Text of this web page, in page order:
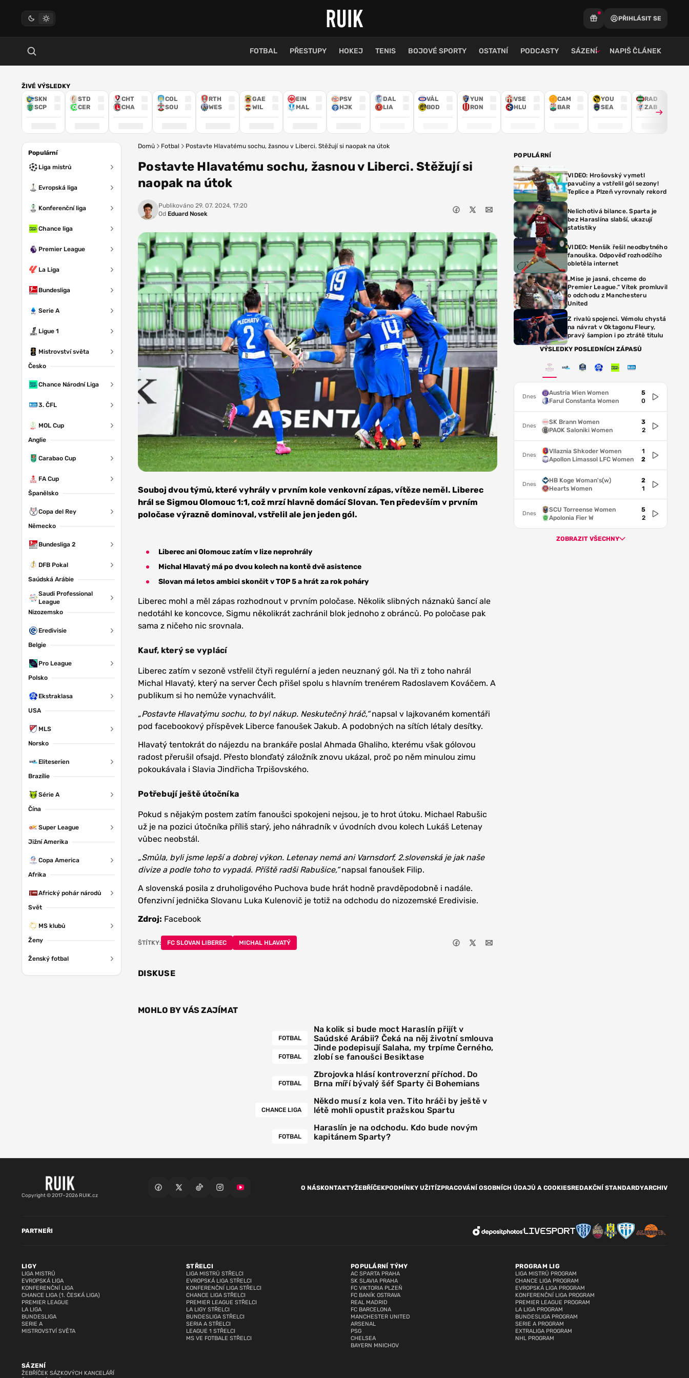
PŘIHLÁSIT SE
FOTBAL PŘESTUPY HOKEJ TENIS BOJOVÉ SPORTY OSTATNÍ PODCASTY SÁZENÍ NAPIŠ ČLÁNEK
ŽIVÉ VÝSLEDKY
SKN
SCP
STD
CER
CHT
CHA
COL
SOU
RTH
WES
GAE
WIL
EIN
MAL
PSV
HJK
DAL
LIA
VÅL
BOD
YUN
RON
VSE
HLU
CAM
BAR
YOU
SEA
RAD
ZAB
Populární
Liga mistrů
Evropská liga
Konferenční liga
Chance liga
Premier League
La Liga
Bundesliga
Serie A
Ligue 1
Mistrovství světa
Česko
Chance Národní Liga
3. ČFL
MOL Cup
Anglie
Carabao Cup
FA Cup
Španělsko
Copa del Rey
Německo
Bundesliga 2
DFB Pokal
Saúdská Arábie
Saudi Professional
League
Nizozemsko
Eredivisie
Belgie
Pro League
Polsko
Ekstraklasa
USA
MLS
Norsko
Eliteserien
Brazílie
Série A
Čína
Super League
Jižní Amerika
Copa America
Afrika
Africký pohár národů
Svět
MS klubů
Ženy
Ženský fotbal
Domů Fotbal Postavte Hlavatému sochu, žasnou v Liberci. Stěžují si naopak na útok
Postavte Hlavatému sochu, žasnou v Liberci. Stěžují si
naopak na útok
Publikováno 29. 07. 2024, 17:20
Od Eduard Nosek
Slovan
Liberec
Souboj dvou týmů, které vyhrály v prvním kole venkovní zápas, vítěze neměl. Liberec
hrál se Sigmou Olomouc 1:1, což mrzí hlavně domácí Slovan. Ten především v prvním
poločase výrazně dominoval, vstřelil ale jen jeden gól.
Liberec ani Olomouc zatím v lize neprohrály
Michal Hlavatý má po dvou kolech na kontě dvě asistence
Slovan má letos ambici skončit v TOP 5 a hrát za rok poháry
Liberec mohl a měl zápas rozhodnout v prvním poločase. Několik slibných náznaků šancí ale
nedotáhl ke koncovce, Sigmu několikrát zachránil blok jednoho z obránců. Po poločase pak
sama z ničeho nic srovnala.
Kauf, který se vyplácí
Liberec zatím v sezoně vstřelil čtyři regulérní a jeden neuznaný gól. Na tři z toho nahrál
Michal Hlavatý, který na server Čech přišel spolu s hlavním trenérem Radoslavem Kováčem. A
publikum si ho nemůže vynachválit.
„Postavte Hlavatýmu sochu, to byl nákup. Neskutečný hráč,“napsal v lajkovaném komentáři
pod facebookový příspěvek Liberce fanoušek Jakub. A podobných na sítích létaly desítky.
Hlavatý tentokrát do nájezdu na brankáře poslal Ahmada Ghaliho, kterému však gólovou
radost přerušil ofsajd. Přesto blonďatý záložník znovu ukázal, proč po něm minulou zimu
pokoukávala i Slavia Jindřicha Trpišovského.
Potřebují ještě útočníka
Pokud s nějakým postem zatím fanoušci spokojeni nejsou, je to hrot útoku. Michael Rabušic
už je na pozici útočníka příliš starý, jeho náhradník v úvodních dvou kolech Lukáš Letenay
vůbec neobstál.
„Smůla, byli jsme lepší a dobrej výkon. Letenay nemá ani Varnsdorf, 2.slovenská je jak naše
divize a podle toho to vypadá. Příště radši Rabušice,“napsal fanoušek Filip.
A slovenská posila z druholigového Puchova bude hrát hodně pravděpodobně i nadále.
Ofenzivní jednička Slovanu Luka Kulenovič je totiž na odchodu do nizozemské Eredivisie.
Zdroj: Facebook
ŠTÍTKY: FC SLOVAN LIBEREC MICHAL HLAVATÝ
DISKUSE
MOHLO BY VÁS ZAJÍMAT
FOTBAL
Na kolik si bude moct Haraslín přijít v
Saúdské Arábii? Čeká na něj životní smlouva
FOTBAL
Jinde podepisují Salaha, my trpíme Černého,
zlobí se fanoušci Besiktase
FOTBAL
Zbrojovka hlásí kontroverzní příchod. Do
Brna míří bývalý šéf Sparty či Bohemians
CHANCE LIGA
Někdo musí z kola ven. Tito hráči by ještě v
létě mohli opustit pražskou Spartu
FOTBAL
Haraslín je na odchodu. Kdo bude novým
kapitánem Sparty?
POPULÁRNÍ
VIDEO: Hrošovský vymetl
pavučiny a vstřelil gól sezony!
Teplice a Plzeň vyrovnaly rekord
Nelichotivá bilance. Sparta je
bez Haraslína slabší, ukazují
statistiky
VIDEO: Menšík řešil neodbytného
fanouška. Odpověď rozhodčího
obletěla internet
„Mise je jasná, chceme do
Premier League.“ Vítek promluvil
o odchodu z Manchesteru
United
Z rivalů spojenci. Vémolu chystá
na návrat v Oktagonu Fleury,
pravý šampion i po ztrátě titulu
VÝSLEDKY POSLEDNÍCH ZÁPASŮ
Dnes
Austria Wien Women
Farul Constanta Women
5
0
Dnes
SK Brann Women
PAOK Saloniki Women
3
2
Dnes
Vllaznia Shkoder Women
Apollon Limassol LFC Women
1
2
Dnes
HB Koge Woman's(w)
Hearts Women
2
1
Dnes
SCU Torreense Women
Apolonia Fier W
5
2
ZOBRAZIT VŠECHNY
Copyright © 2017–2026 RUIK.cz
O NÁSKONTAKTYŽEBŘÍČEKPODMÍNKY UŽITÍZPRACOVÁNÍ OSOBNÍCH ÚDAJŮ A COOKIESREDAKČNÍ STANDARDYARCHIV
LIGY
LIGA MISTRŮ
EVROPSKÁ LIGA
KONFERENČNÍ LIGA
CHANCE LIGA (1. ČESKÁ LIGA)
PREMIER LEAGUE
LA LIGA
BUNDESLIGA
SERIE A
MISTROVSTVÍ SVĚTA
STŘELCI
LIGA MISTRŮ STŘELCI
EVROPSKÁ LIGA STŘELCI
KONFERENČNÍ LIGA STŘELCI
CHANCE LIGA STŘELCI
PREMIER LEAGUE STŘELCI
LA LIGY STŘELCI
BUNDESLIGA STŘELCI
SERIA A STŘELCI
LEAGUE 1 STŘELCI
MS VE FOTBALE STŘELCI
POPULÁRNÍ TÝMY
AC SPARTA PRAHA
SK SLAVIA PRAHA
FC VIKTORIA PLZEŇ
FC BANÍK OSTRAVA
REAL MADRID
FC BARCELONA
MANCHESTER UNITED
ARSENAL
PSG
CHELSEA
BAYERN MNICHOV
PROGRAM LIG
LIGA MISTRŮ PROGRAM
CHANCE LIGA PROGRAM
EVROPSKÁ LIGA PROGRAM
KONFERENČNÍ LIGA PROGRAM
PREMIER LEAGUE PROGRAM
LA LIGA PROGRAM
BUNDESLIGA PROGRAM
SERIE A PROGRAM
EXTRALIGA PROGRAM
NHL PROGRAM
SÁZENÍ
ŽEBŘÍČEK SÁZKOVÝCH KANCELÁŘÍ
PARTNEŘI